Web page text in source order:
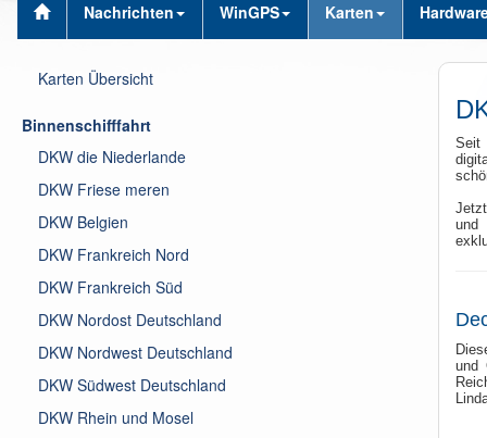
Nachrichten WinGPS Karten
Seit
und
und
Karten Übersicht
Binnenschifffahrt
DKW die Niederlande
DKW Friese meren
DKW Belgien
DKW Frankreich Nord
DKW Frankreich Süd
DKW Nordost Deutschland
DKW Nordwest Deutschland
DKW Südwest Deutschland
DKW Rhein und Mosel